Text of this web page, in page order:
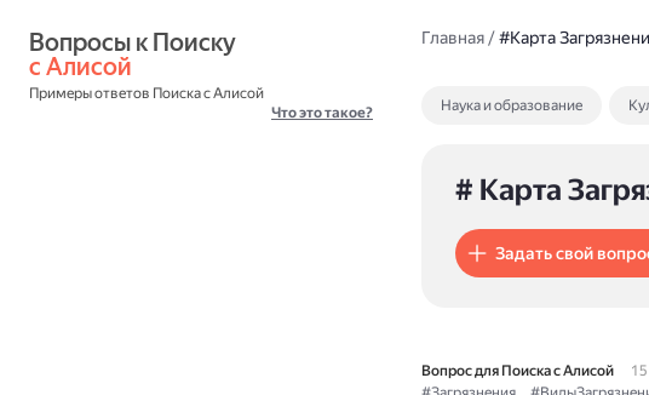
с Алисой
Примеры ответов Поиска с Алисой
Что это такое?
Главная/#Карта
Наука и образование
# Карта
Задать свой
Вопрос для Поиска с Алисой